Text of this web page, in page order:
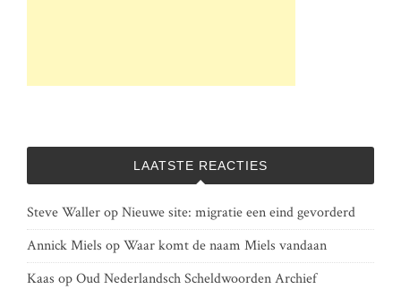
LAATSTE REACTIES
Steve WalleropNieuwe site: migratie een eind gevorderd
Annick Miels opWaar komt de naam Miels vandaan
Kaas opOud Nederlandsch Scheldwoorden Archief